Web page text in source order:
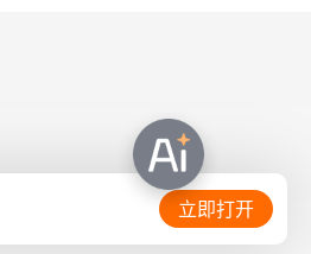
断：客观主义对比主观主义
：反思、建构、重建
与世界1和世界2的概念
在逻辑学上的生成——一则提
立即打开